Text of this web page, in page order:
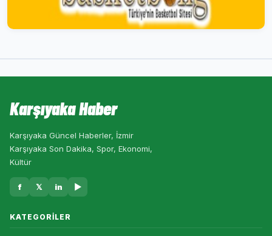
Karşıyaka Haber
Karşıyaka Güncel Haberler, İzmir
Karşıyaka Son Dakika, Spor, Ekonomi,
Kültür
f 𝕏 in ▶
KATEGORILER